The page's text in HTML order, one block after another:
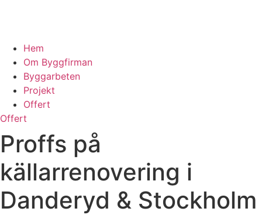
Hem
Om Byggfirman
Byggarbeten
Projekt
Offert
Offert
Proffs på
källarrenovering i
Danderyd & Stockholm